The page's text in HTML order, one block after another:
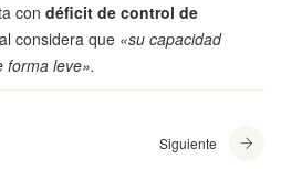
con déficit de control de
considera que «su capacidad
forma leve».
Siguiente